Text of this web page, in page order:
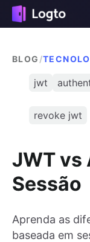
BLOG /
jwt
revoke jwt
JWT vs
Sessão
Aprenda as
baseada em